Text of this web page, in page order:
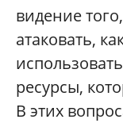
видение
атаковать,
ресурсы,
В этих